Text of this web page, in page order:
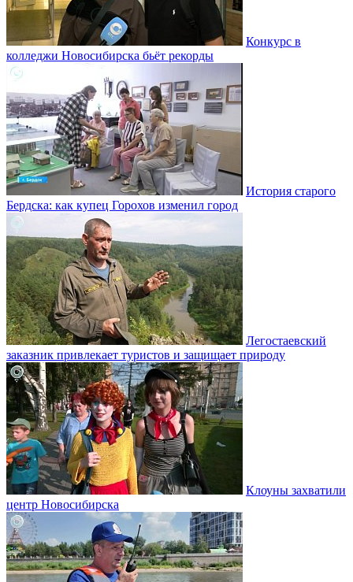
Конкурс в
колледжи Новосибирска бьёт рекорды
История старого
Бердска: как купец Горохов изменил город
Легостаевский
заказник привлекает туристов и защищает природу
Клоуны захватили
центр Новосибирска